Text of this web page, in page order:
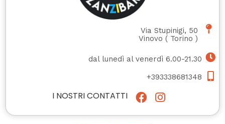
Via Stupinigi, 50
Vinovo ( Torino )
dal lunedì al venerdì 6.00-21.30
+393338681348
I NOSTRI CONTATTI